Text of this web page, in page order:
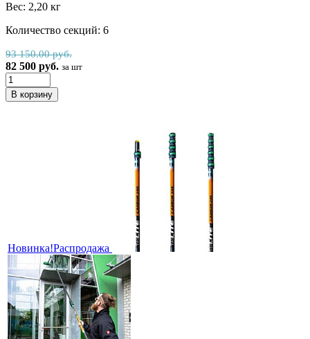
Вес: 2,20 кг
Количество секций: 6
93 150.00 руб.
82 500 руб. за шт
Новинка!Распродажа